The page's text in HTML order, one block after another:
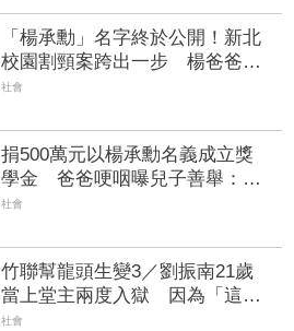
「楊承勳」名字終於公開！新北
校園割頸案跨出一步 楊爸爸忍
痛前行：會把答應他的事完成
社會
捐500萬元以楊承勳名義成立獎
學金 爸爸哽咽曝兒子善舉：他
那麼喜歡幫助別人
社會
竹聯幫龍頭生變3／劉振南21歲
當上堂主兩度入獄 因為「這件
事」扭轉形象 | FTNN 新聞網
社會